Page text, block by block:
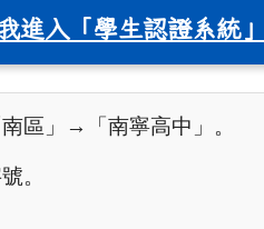
進入「學生認證系統」
區」→「南寧高中」。
。